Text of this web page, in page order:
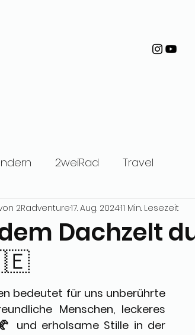
2weiRad Travel
Dachzelt
2Radventure17. Aug. 202411 Min. Lesezeit
bedeutet für uns unberührte
Menschen, leckeres
und erholsame Stille in der